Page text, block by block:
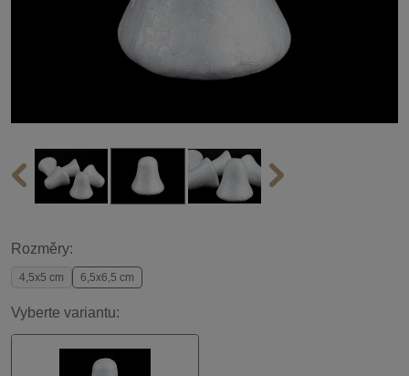
Rozměry:
4,5x5 cm 6,5x6,5 cm
Vyberte variantu: